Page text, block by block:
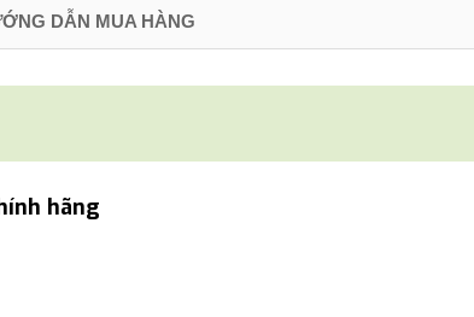
DẪN MUA HÀNG
hãng